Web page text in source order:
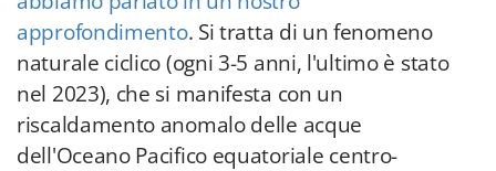
approfondimento. Si tratta di un fenomeno
naturale ciclico (ogni 3-5 anni, l'ultimo è stato
nel 2023), che si manifesta con un
riscaldamento anomalo delle acque
dell'Oceano Pacifico equatoriale centro-